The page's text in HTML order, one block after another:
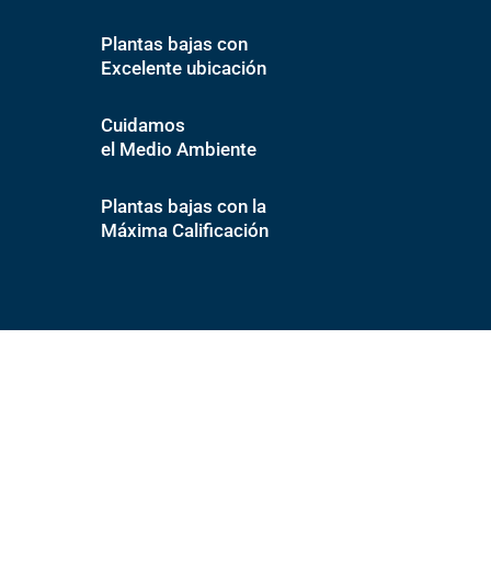
Plantas bajas con
Excelente ubicación
Cuidamos
el Medio Ambiente
Plantas bajas con la
Máxima Calificación